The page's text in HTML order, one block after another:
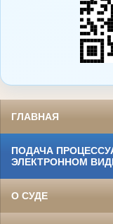
ГЛАВНАЯ
ПОДАЧА
ЭЛЕКТРОННОМ
О СУДЕ